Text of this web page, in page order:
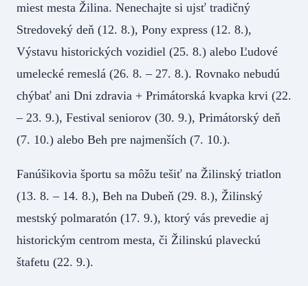
miest mesta Žilina. Nenechajte si ujsť tradičný
Stredoveký deň (12. 8.), Pony express (12. 8.),
Výstavu historických vozidiel (25. 8.) alebo Ľudové
umelecké remeslá (26. 8. – 27. 8.). Rovnako nebudú
chýbať ani Dni zdravia + Primátorská kvapka krvi (22.
– 23. 9.), Festival seniorov (30. 9.), Primátorský deň
(7. 10.) alebo Beh pre najmenších (7. 10.).
Fanúšikovia športu sa môžu tešiť na Žilinský triatlon
(13. 8. – 14. 8.), Beh na Dubeň (29. 8.), Žilinský
mestský polmaratón (17. 9.), ktorý vás prevedie aj
historickým centrom mesta, či Žilinskú plaveckú
štafetu (22. 9.).